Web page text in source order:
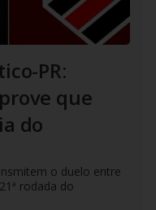
PR:
que
do
o duelo entre
rodada do